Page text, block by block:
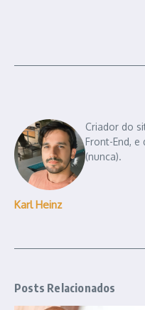
Karl Heinz
Criador do
Front-End, e
(nunca).
Posts Relacionados